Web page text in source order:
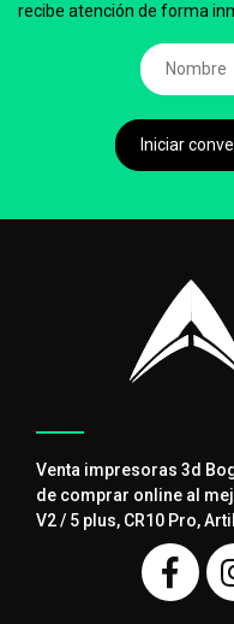
recibe atención de forma
Iniciar
Venta impresoras 3d
de comprar online al
V2 / 5 plus, CR10 Pro,